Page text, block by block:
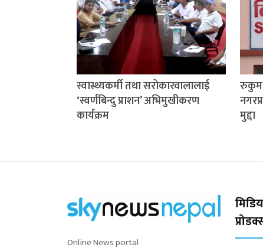
स्वास्थ्यकर्मी तथा सरोकारवालालाई
‘स्वर्णबिन्दु प्राशन’ अभिमुखीकरण
कार्यक्रम
रुकुम
मुद्दा
Online News portal